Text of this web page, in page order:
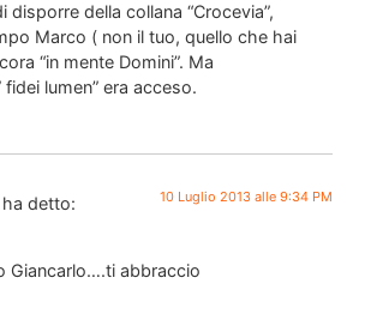
disporre della collana “Crocevia”,
Marco ( non il tuo, quello che hai
“in mente Domini”. Ma
lumen” era acceso.
ha detto: 10 Luglio 2013 alle 9:34 PM
Giancarlo….ti abbraccio